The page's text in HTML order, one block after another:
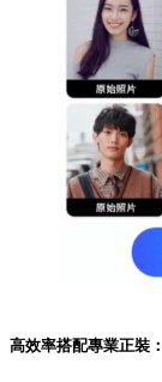
高效率搭配專業正裝